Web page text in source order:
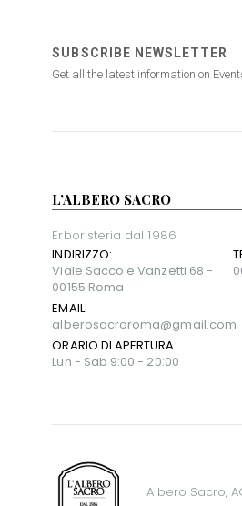
SUBSCRIBE NEWSLETTER
Get all the latest information on
L’ALBERO SACRO
Erboristeria dal 1986
INDIRIZZO:
Viale Sacco e Vanzetti 68 -
00155 Roma
EMAIL:
alberosacroroma@gmail.com
ORARIO DI APERTURA:
Lun - Sab 9:00 - 20:00
Albero Sacro,